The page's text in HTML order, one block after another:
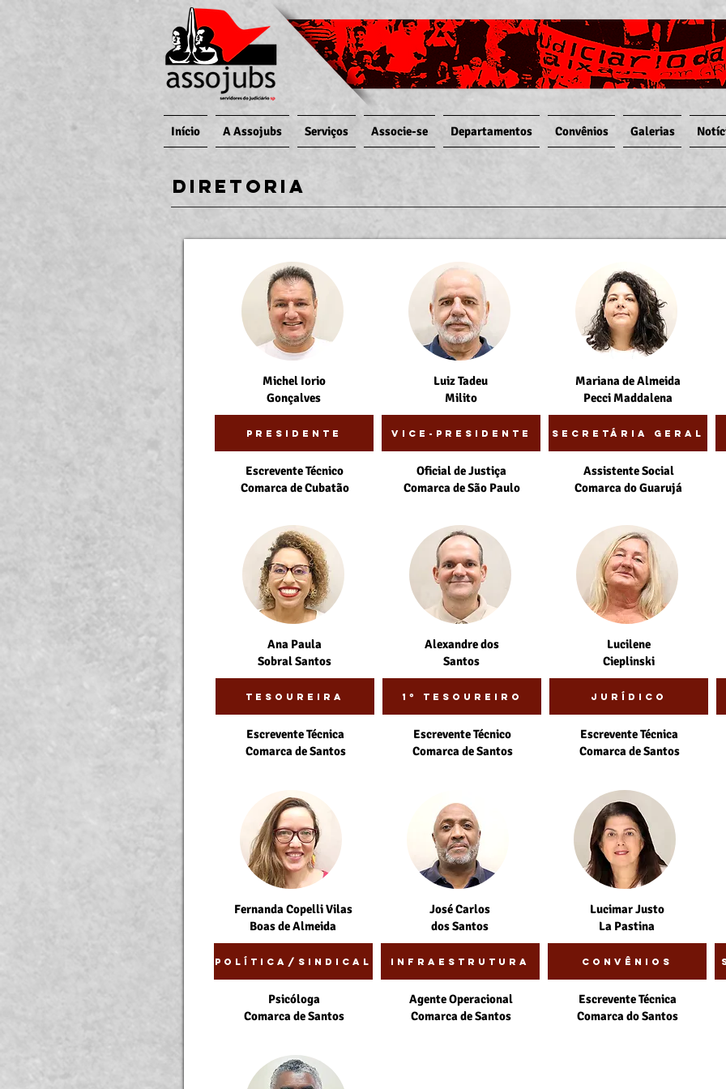
Início A Assojubs Serviços Associe-se Departamentos Convênios Galerias
Diretoria
Michel Iorio
Gonçalves
Presidente
Escrevente Técnico
Comarca de Cubatão
Luiz Tadeu
Milito
Vice-presidente
Oficial de Justiça
Comarca de São Paulo
Mariana de Almeida
Pecci Maddalena
Secretária Geral
Assistente Social
Comarca do Guarujá
Ana Paula
Sobral Santos
Tesoureira
Escrevente Técnica
Comarca de Santos
Alexandre dos
Santos
1º Tesoureiro
Escrevente Técnico
Comarca de Santos
Lucilene
Cieplinski
Jurídico
Escrevente Técnica
Comarca de Santos
Fernanda Copelli Vilas
Boas de Almeida
Política/Sindical
Psicóloga
Comarca de Santos
José Carlos
dos Santos
Infraestrutura
Agente Operacional
Comarca de Santos
Lucimar Justo
La Pastina
Convênios
Escrevente Técnica
Comarca do Santos